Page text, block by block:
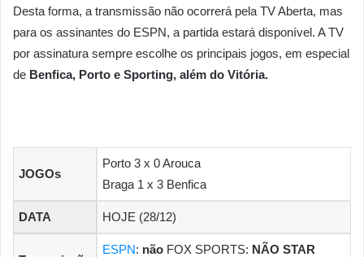
Desta forma, a transmissão não ocorrerá pela TV Aberta, mas
para os assinantes do ESPN, a partida estará disponível. A TV
por assinatura sempre escolhe os principais jogos, em especial
de Benfica, Porto e Sporting, além do Vitória.
JOGOs
Porto 3 x 0 Arouca
Braga 1 x 3 Benfica
DATA HOJE (28/12)
ESPN: não FOX SPORTS: NÃO STAR